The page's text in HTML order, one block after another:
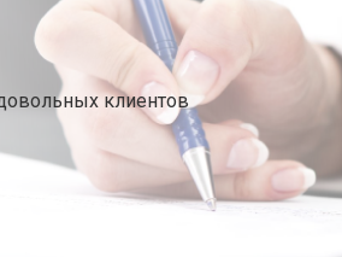
клиентов